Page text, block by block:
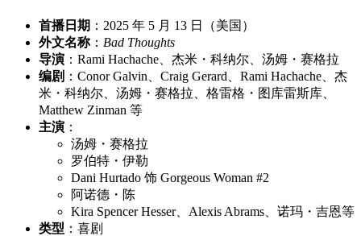
首播日期 ：2025 年 5 月 13 日（美国）
外文名称： Bad Thoughts
导演 ：Rami Hachache、杰米・科纳尔、汤姆・赛格拉
编剧 ：Conor Galvin、Craig Gerard、Rami Hachache、杰
米・科纳尔、汤姆・赛格拉、格雷格・图库雷斯库、
Matthew Zinman 等
主演 ：
汤姆・赛格拉
罗伯特・伊勒
Dani Hurtado 饰 Gorgeous Woman #2
阿诺德・陈
Kira Spencer Hesser、Alexis Abrams、诺玛・吉恩等
类型 ：喜剧